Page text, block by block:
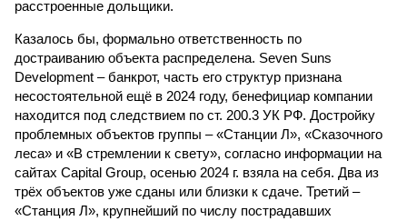
расстроенные дольщики.
Казалось бы, формально ответственность по
достраиванию объекта распределена. Seven Suns
Development – банкрот, часть его структур признана
несостоятельной ещё в 2024 году, бенефициар компании
находится под следствием по ст. 200.3 УК РФ. Достройку
проблемных объектов группы – «Станции Л», «Сказочного
леса» и «В стремлении к свету», согласно информации на
сайтах Capital Group, осенью 2024 г. взяла на себя. Два из
трёх объектов уже сданы или близки к сдаче. Третий –
«Станция Л», крупнейший по числу пострадавших